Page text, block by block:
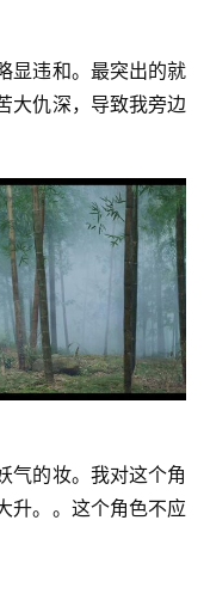
显违和。最突出的就
大仇深，导致我旁边
气的妆。我对这个角
升。。这个角色不应